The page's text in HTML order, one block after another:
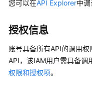
用
指
最
佳
您可以在API Explorer中调
授权信息
账号具备所有API的调用
API，该IAM用户需具备调
权限和授权项。